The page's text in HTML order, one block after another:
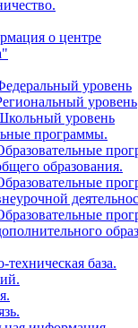
о центре
уровень
уровень
уровень
программы.
образования.
база.